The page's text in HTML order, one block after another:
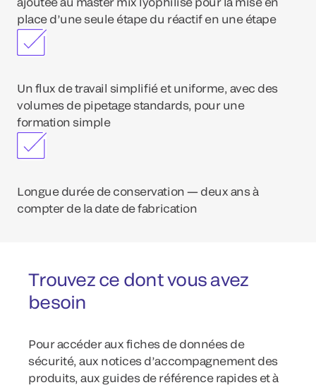
place d’une seule étape du réactif en une étape
Un flux de travail simplifié et uniforme, avec des
volumes de pipetage standards, pour une
formation simple
Longue durée de conservation — deux ans à
compter de la date de fabrication
Trouvez ce dont vous avez
besoin
Pour accéder aux fiches de données de
sécurité, aux notices d’accompagnement des
produits, aux guides de référence rapides et à